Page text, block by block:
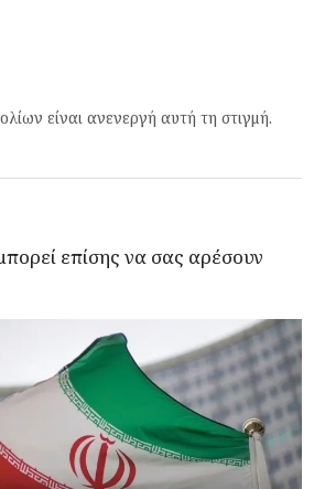
είναι ανενεργή αυτή τη στιγμή.
επίσης να σας αρέσουν